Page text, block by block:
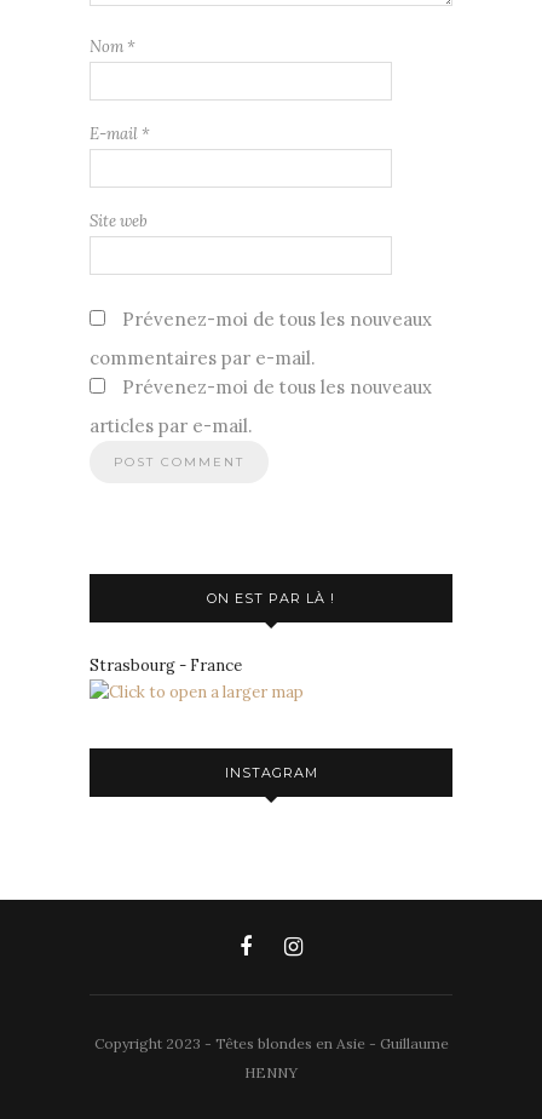
Nom *
E-mail *
Site web
Prévenez-moi de tous les nouveaux
commentaires par e-mail.
Prévenez-moi de tous les nouveaux
articles par e-mail.
ON EST PAR LÀ !
Strasbourg - France
INSTAGRAM
Copyright 2023 - Têtes blondes en Asie - Guillaume
HENNY